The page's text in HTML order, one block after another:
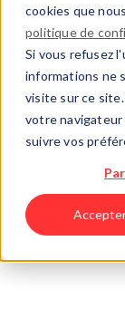
cookies que
politique de
Si vous refusez
informations ne
visite sur ce
votre navigateur
suivre vos
planification, la
transport des
en Suisse et
mesure où ces
sur les